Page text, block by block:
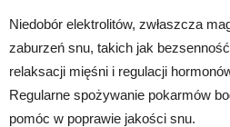
Niedobór elektrolitów, zwłaszcza
zaburzeń snu, takich jak
relaksacji mięśni i regulacji
Regularne spożywanie pokarmów
pomóc w poprawie jakości snu.